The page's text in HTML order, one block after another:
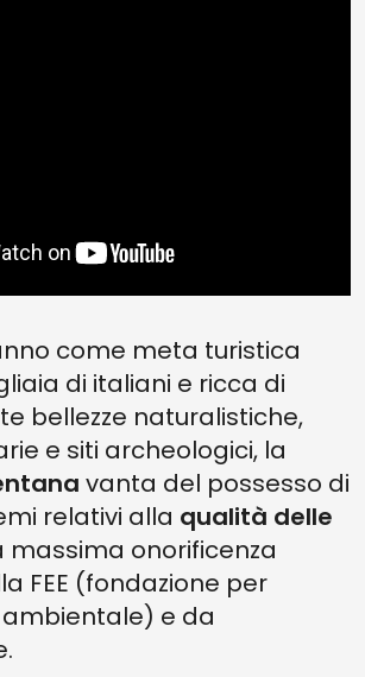
come meta turistica
di italiani e ricca di
bellezze naturalistiche,
e siti archeologici, la
vanta del possesso di
relativi alla qualità delle
massima onorificenza
FEE (fondazione per
e da